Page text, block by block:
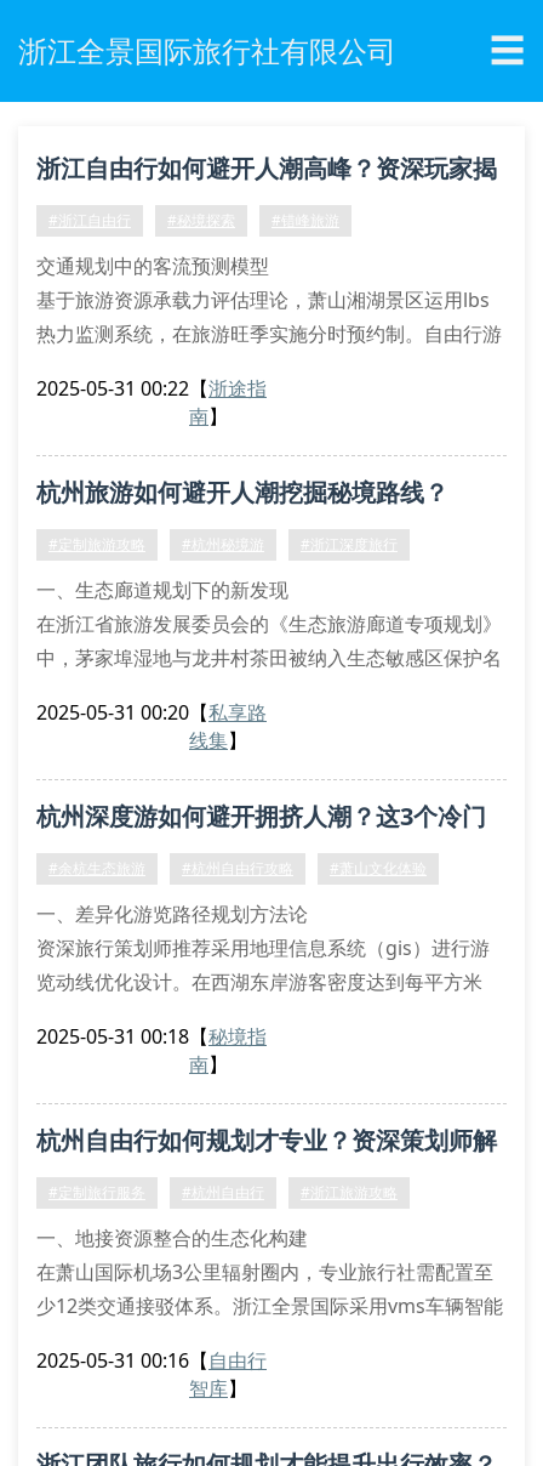
浙江全景国际旅行社有限公司 ☰
浙江自由行如何避开人潮高峰？资深玩家揭
秘错峰秘籍
#浙江自由行 #秘境探索 #错峰旅游
交通规划中的客流预测模型
基于旅游资源承载力评估理论，萧山湘湖景区运用lbs
热力监测系统，在旅游旺季实施分时预约制。自由行游
径山寺开发的寺院接待容量算法，精准规划禅修体验时
线路优化与生态承载平衡
在浙江团队旅行线路设计中，我们引入景观生态廊道分
2025-05-31 00:22 【浙途指
南】
杭州旅游如何避开人潮挖掘秘境路线？
#定制旅游攻略 #杭州秘境游 #浙江深度旅行
一、生态廊道规划下的新发现
在浙江省旅游发展委员会的《生态旅游廊道专项规划》
中，茅家埠湿地与龙井村茶田被纳入生态敏感区保护名
度游开发提供了科学依据。我们的线路设计师运用gis
二、文化基质分析方法应用
南宋官窑遗址采用三维激光扫描技术建立数字孪生模型
2025-05-31 00:20 【私享路
线集】
杭州深度游如何避开拥挤人潮？这3个冷门
攻略必须收藏
#余杭生态旅游 #杭州自由行攻略 #萧山文化体验
一、差异化游览路径规划方法论
资深旅行策划师推荐采用地理信息系统（gis）进行游
览动线优化设计。在西湖东岸游客密度达到每平方米
观察。通过萧山文旅局发布的实时游客热力图，可精准
参考卫星遥感监测的植被覆盖数据
结合水文地质特征设计徒步路径
2025-05-31 00:18 【秘境指
南】
杭州自由行如何规划才专业？资深策划师解
密7大核心要素
#定制旅行服务 #杭州自由行 #浙江旅游攻略
一、地接资源整合的生态化构建
在萧山国际机场3公里辐射圈内，专业旅行社需配置至
少12类交通接驳体系。浙江全景国际采用vms车辆智能
对余杭湿地公园等特殊地形，配备全地形电动接驳车，
2025-05-31 00:16 【自由行
智库】